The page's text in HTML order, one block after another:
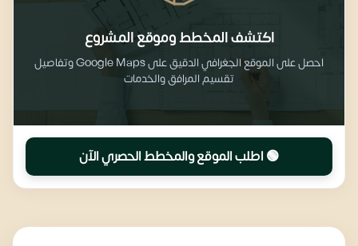
اكتشف المخطط وموقع المشروع
احصل على الموقع الجغرافي الدقيق على Google Maps وتفاصيل
تقسيم المرافق والخدمات
🟢 اطلب الموقع والمخطط الحصري الآن